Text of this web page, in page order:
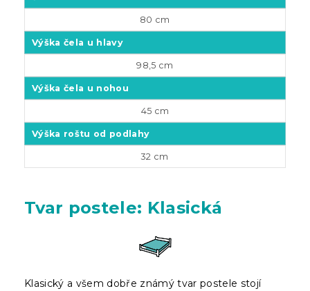
80 cm
Výška čela u hlavy
98,5 cm
Výška čela u nohou
45 cm
Výška roštu od podlahy
32 cm
Tvar postele: Klasická
Klasický a všem dobře známý tvar postele stojí